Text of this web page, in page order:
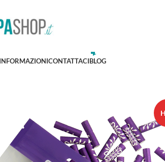
INFORMAZIONICONTATTACIBLOG